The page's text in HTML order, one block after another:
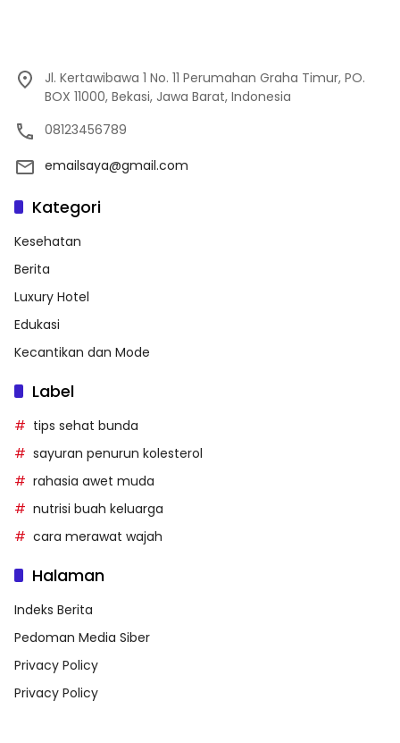
Jl. Kertawibawa 1 No. 11 Perumahan Graha Timur, PO.
BOX 11000, Bekasi, Jawa Barat, Indonesia
08123456789
emailsaya@gmail.com
Kategori
Kesehatan
Berita
Luxury Hotel
Edukasi
Kecantikan dan Mode
Label
tips sehat bunda
sayuran penurun kolesterol
rahasia awet muda
nutrisi buah keluarga
cara merawat wajah
Halaman
Indeks Berita
Pedoman Media Siber
Privacy Policy
Privacy Policy